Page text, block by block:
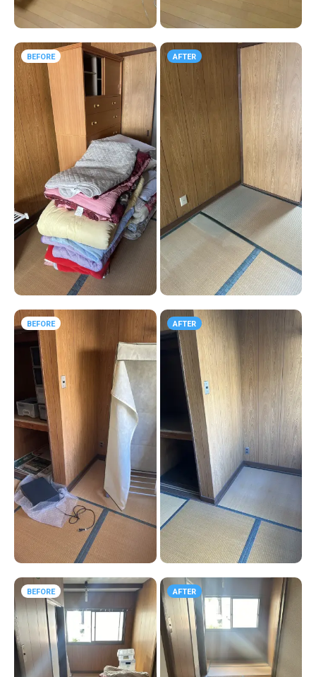
BEFORE AFTER
BEFORE AFTER
BEFORE AFTER